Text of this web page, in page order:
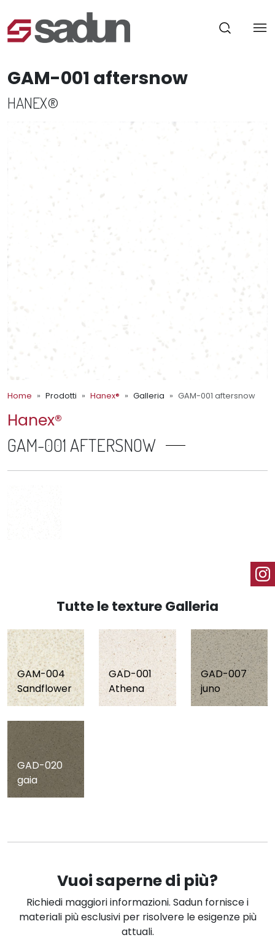
GAM-001 aftersnow
HANEX®
Home Prodotti Hanex® Galleria GAM-001 aftersnow
Hanex®
GAM-001 AFTERSNOW
Tutte le texture Galleria
GAM-004
Sandflower
GAD-001
Athena
GAD-007
juno
GAD-020
gaia
Vuoi saperne di più?
Richiedi maggiori informazioni. Sadun fornisce i
materiali più esclusivi per risolvere le esigenze più
attuali.